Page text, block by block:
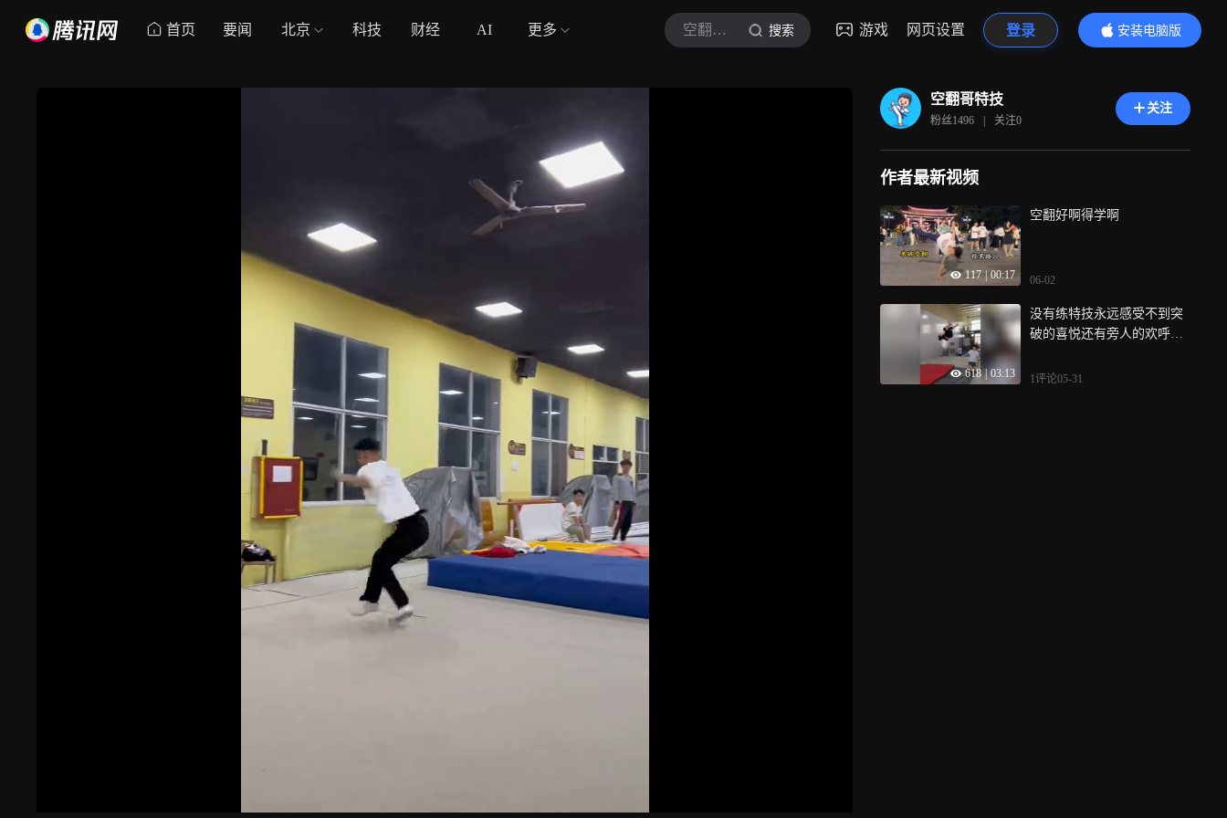
首页 要闻 北京 科技 财经 AI 更多 空翻哥特技 搜索 游戏 网页设置 登录
安装电脑版
内容更精彩
空翻哥特技
粉丝1496 | 关注0
关注
作者最新视频
117 00:17
空翻好啊得学啊
06-02
618 | 03:13
没有练特技永远感受不到突
破的喜悦还有旁人的欢呼尖
然在潮州
1评论05-31